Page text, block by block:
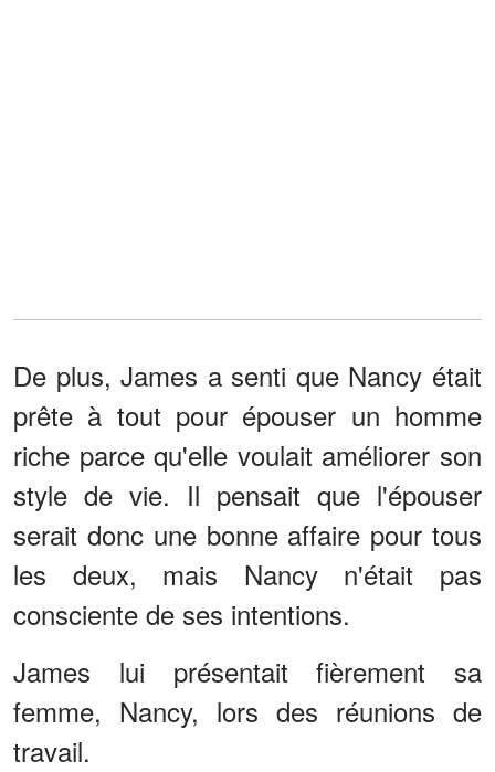
De plus, James a senti que Nancy était
prête à tout pour épouser un homme
riche parce qu'elle voulait améliorer son
style de vie. Il pensait que l'épouser
serait donc une bonne affaire pour tous
les deux, mais Nancy n'était pas
consciente de ses intentions.
James lui présentait fièrement sa
femme, Nancy, lors des réunions de
travail.